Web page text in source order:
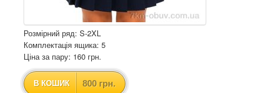
Розмірний ряд: S-2XL
Комплектація ящика: 5
Ціна за пару: 160 грн.
В КОШИК 800 грн.